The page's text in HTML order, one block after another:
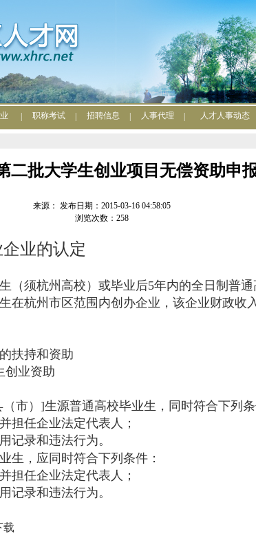
职称考试 招聘信息 人事代理 人才人事动态
二批大学生创业项目无偿资助申
来源： 发布日期：2015-03-16 04:58:05
浏览次数：258
业的认定
（须杭州高校）或毕业后5年内的全日制普
在杭州市区范围内创办企业，该企业财政收
扶持和资助
创业资助
市） ]生源普通高校毕业生，同时符合下列
担任企业法定代表人；
记录和违法行为。
生，应同时符合下列条件：
担任企业法定代表人；
记录和违法行为。
载